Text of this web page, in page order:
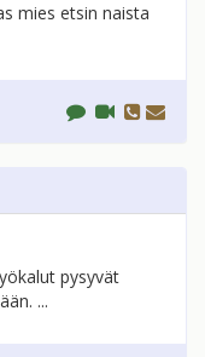
mies etsin naista
pysyvät
...